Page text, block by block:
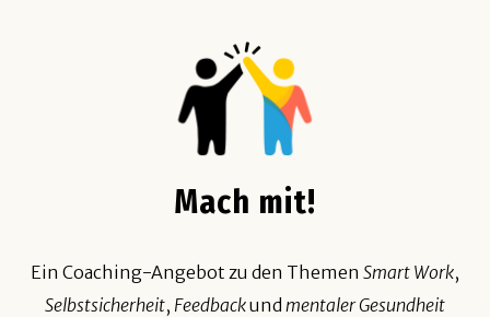
Mach mit!
Ein Coaching-Angebot zu den Themen Smart Work,
Selbstsicherheit, Feedbackund mentaler Gesundheit